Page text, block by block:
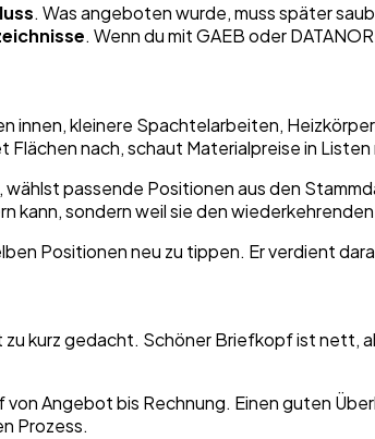
. Was angeboten wurde, muss später
. Wenn du mit GAEB oder
innen, kleinere Spachtelarbeiten,
nach, schaut Materialpreise in
passende Positionen aus den
sondern weil sie den
Positionen neu zu tippen. Er verdient
zu kurz gedacht. Schöner Briefkopf ist
Angebot bis Rechnung. Einen guten
Prozess.